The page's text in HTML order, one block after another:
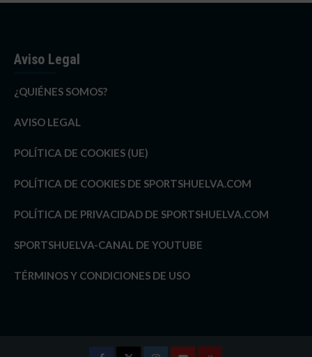
Aviso Legal
¿QUIÉNES SOMOS?
AVISO LEGAL
POLÍTICA DE COOKIES (UE)
POLÍTICA DE COOKIES DE SPORTSHUELVA.COM
POLÍTICA DE PRIVACIDAD DE SPORTSHUELVA.COM
SPORTSHUELVA-CANAL DE YOUTUBE
TÉRMINOS Y CONDICIONES DE USO